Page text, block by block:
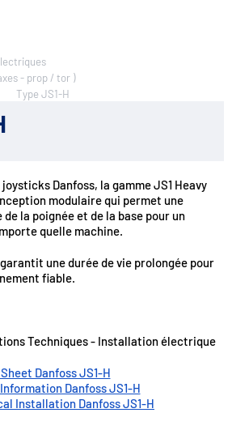
- prop / tor )
Type JS1-H
Danfoss, la gamme JS1 Heavy
modulaire qui permet une
la poignée et de la base pour un
quelle machine.
une durée de vie prolongée pour
fiable.
Techniques - Installation électrique